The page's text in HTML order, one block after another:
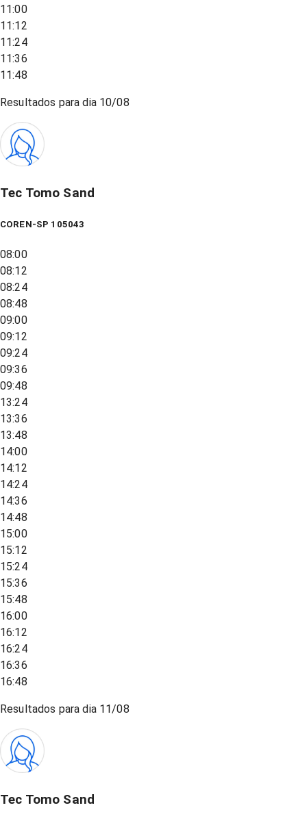
11:00
11:12
11:24
11:36
11:48
Resultados para dia 10/08
Tec Tomo Sand
COREN-SP 105043
08:00
08:12
08:24
08:48
09:00
09:12
09:24
09:36
09:48
13:24
13:36
13:48
14:00
14:12
14:24
14:36
14:48
15:00
15:12
15:24
15:36
15:48
16:00
16:12
16:24
16:36
16:48
Resultados para dia 11/08
Tec Tomo Sand